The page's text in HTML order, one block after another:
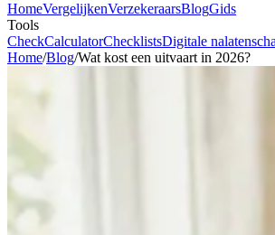
HomeVergelijkenVerzekeraarsBlogGids
Tools
CheckCalculatorChecklistsDigitale
Home/Blog/Wat kost een uitvaart in 2026?